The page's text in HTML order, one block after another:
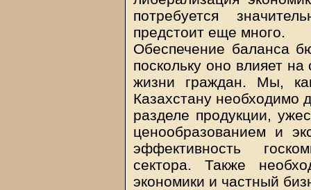
потребуется
предстоит еще много.
Обеспечение баланса
поскольку оно влияет
жизни граждан. Мы,
Казахстану необходимо
разделе продукции,
ценообразованием и
эффективность
сектора. Также
экономики и частный